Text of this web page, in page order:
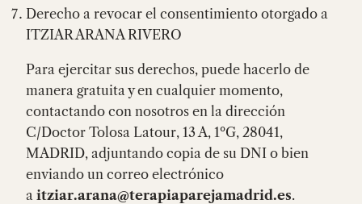
Derecho a revocar el consentimiento otorgado a
ITZIAR ARANA RIVERO
Para ejercitar sus derechos, puede hacerlo de
manera gratuita y en cualquier momento,
contactando con nosotros en la dirección
C/Doctor Tolosa Latour, 13 A, 1ºG, 28041,
MADRID, adjuntando copia de su DNI o bien
enviando un correo electrónico
a itziar.arana@terapiaparejamadrid.es.